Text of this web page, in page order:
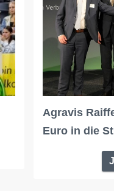
Agravis
Euro in die